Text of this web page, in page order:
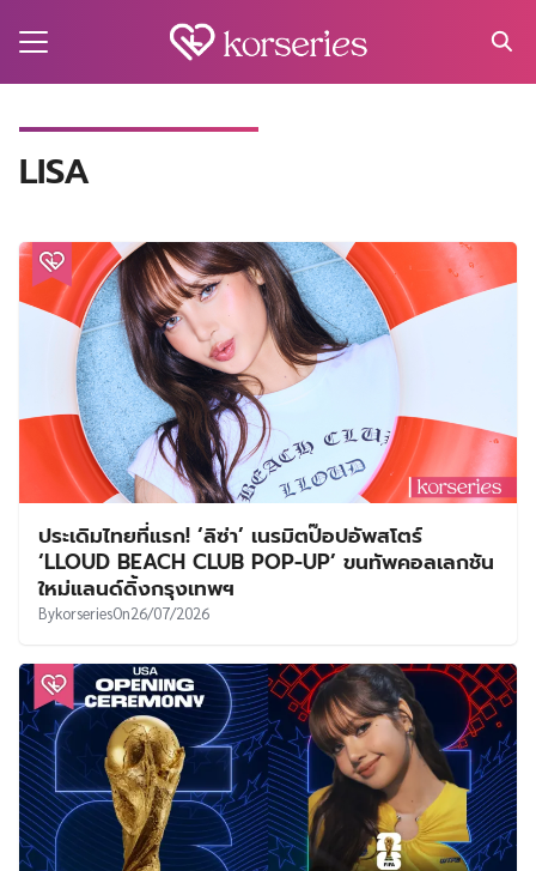
LISA
ประเดิมไทยที่แรก! ‘ลิซ่า’ เนรมิตป๊อปอัพสโตร์
‘LLOUD BEACH CLUB POP-UP’ ขนทัพคอลเลกชัน
ใหม่แลนด์ดิ้งกรุงเทพฯ
BykorseriesOn26/07/2026